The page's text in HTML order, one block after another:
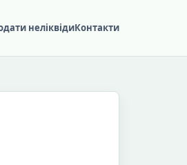
неліквідиКонтакти